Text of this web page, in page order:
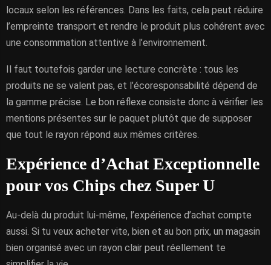
locaux selon les références. Dans les faits, cela peut réduire
l’empreinte transport et rendre le produit plus cohérent avec
une consommation attentive à l’environnement.
Il faut toutefois garder une lecture concrète : tous les
produits ne se valent pas, et l’écoresponsabilité dépend de
la gamme précise. Le bon réflexe consiste donc à vérifier les
mentions présentes sur le paquet plutôt que de supposer
que tout le rayon répond aux mêmes critères.
Expérience d’Achat Exceptionnelle
pour vos Chips chez Super U
Au-delà du produit lui-même, l’expérience d’achat compte
aussi. Si tu veux acheter vite, bien et au bon prix, un magasin
bien organisé avec un rayon clair peut réellement te